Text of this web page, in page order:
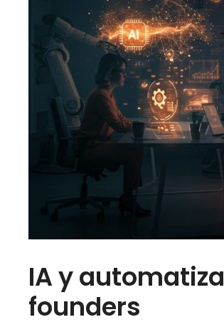
IA y
founders